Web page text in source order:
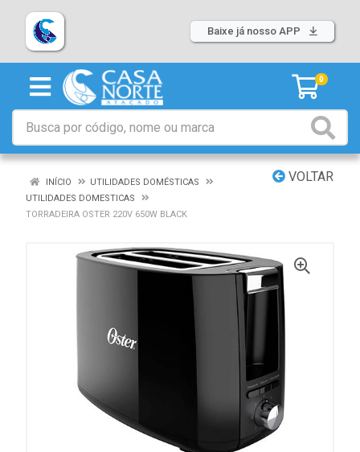
Baixe já nosso APP
0
VOLTAR
INÍCIO
UTILIDADES DOMÉSTICAS
UTILIDADES DOMESTICAS
TORRADEIRA OSTER 220V 650W BLACK